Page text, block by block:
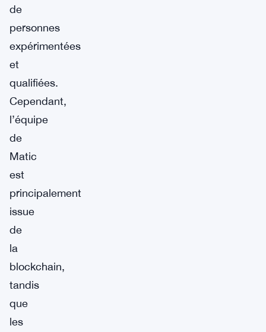
de
personnes
expérimentées
et
qualifiées.
Cependant,
l’équipe
de
Matic
est
principalement
issue
de
la
blockchain,
tandis
que
les